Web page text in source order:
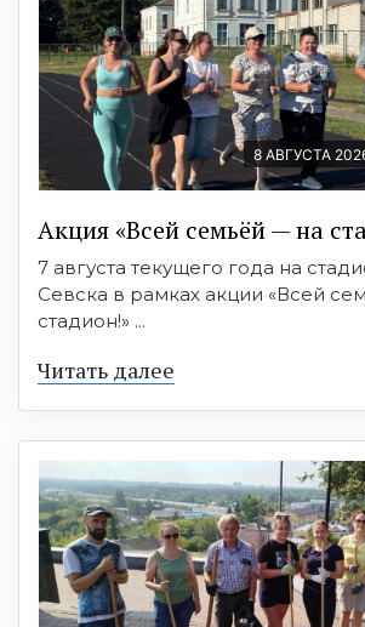
8 АВГУСТА
Акция «Всей семьёй — на
7 августа текущего года на
Севска в рамках акции «Всей
стадион!» ...
Читать далее